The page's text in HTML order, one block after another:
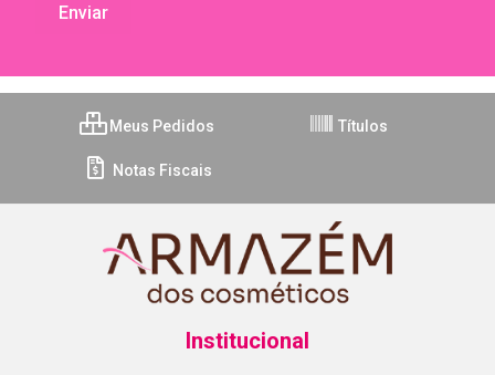
Meus Pedidos Títulos
Notas Fiscais
Institucional